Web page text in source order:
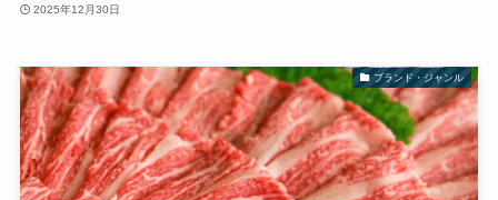
2025年12月30日
ブランド・ジャンル